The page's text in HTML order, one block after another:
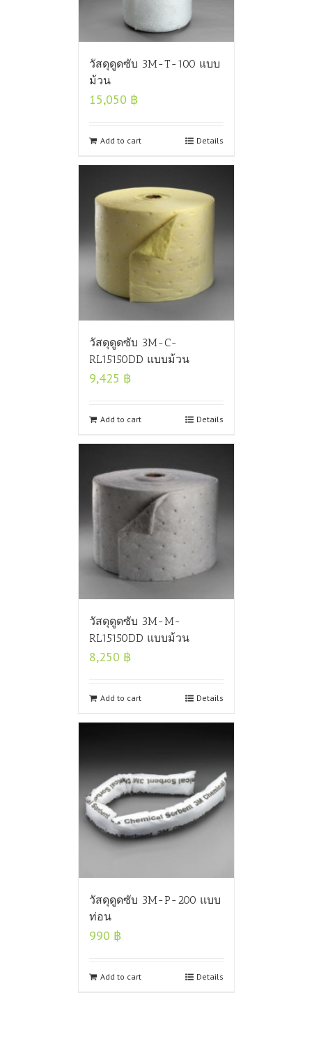
วัสดุดูดซับ 3M-T-100 แบบ
ม้วน
15,050 ฿
Add to cart Details
วัสดุดูดซับ 3M-C-
RL15150DD แบบม้วน
9,425 ฿
Add to cart Details
วัสดุดูดซับ 3M-M-
RL15150DD แบบม้วน
8,250 ฿
Add to cart Details
วัสดุดูดซับ 3M-P-200 แบบ
ท่อน
990 ฿
Add to cart Details